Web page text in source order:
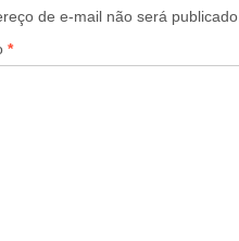
de e-mail não será publicado.
*